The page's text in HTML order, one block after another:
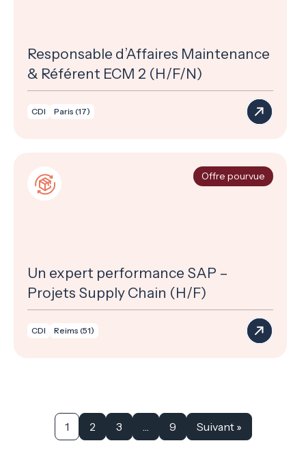
Responsable d’Affaires Maintenance
& Référent ECM 2 (H/F/N)
CDI Paris (17)
Un expert performance SAP –
Projets Supply Chain (H/F)
CDI Reims (51)
Offre pourvue
1 2 3 … 9 Suivant »